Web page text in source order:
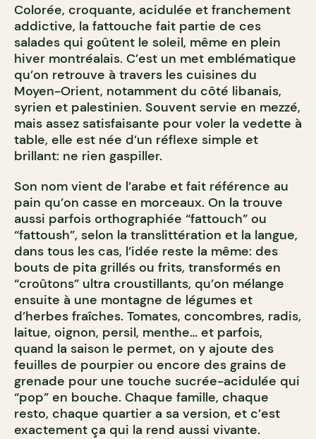
Colorée, croquante, acidulée et franchement
addictive, la fattouche fait partie de ces
salades qui goûtent le soleil, même en plein
hiver montréalais. C’est un met emblématique
qu’on retrouve à travers les cuisines du
Moyen-Orient, notamment du côté libanais,
syrien et palestinien. Souvent servie en mezzé,
mais assez satisfaisante pour voler la vedette à
table, elle est née d’un réflexe simple et
brillant: ne rien gaspiller.
Son nom vient de l’arabe et fait référence au
pain qu’on casse en morceaux. On la trouve
aussi parfois orthographiée “fattouch” ou
“fattoush”, selon la translittération et la langue,
dans tous les cas, l’idée reste la même: des
bouts de pita grillés ou frits, transformés en
“croûtons” ultra croustillants, qu’on mélange
ensuite à une montagne de légumes et
d’herbes fraîches. Tomates, concombres, radis,
laitue, oignon, persil, menthe… et parfois,
quand la saison le permet, on y ajoute des
feuilles de pourpier ou encore des grains de
grenade pour une touche sucrée-acidulée qui
“pop” en bouche. Chaque famille, chaque
resto, chaque quartier a sa version, et c’est
exactement ça qui la rend aussi vivante.